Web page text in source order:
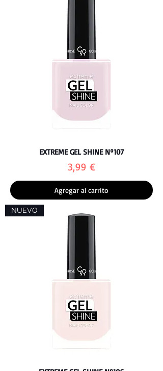
EXTREME GEL SHINE Nº107
Precio
3,99 €
Agregar al carrito
NUEVO